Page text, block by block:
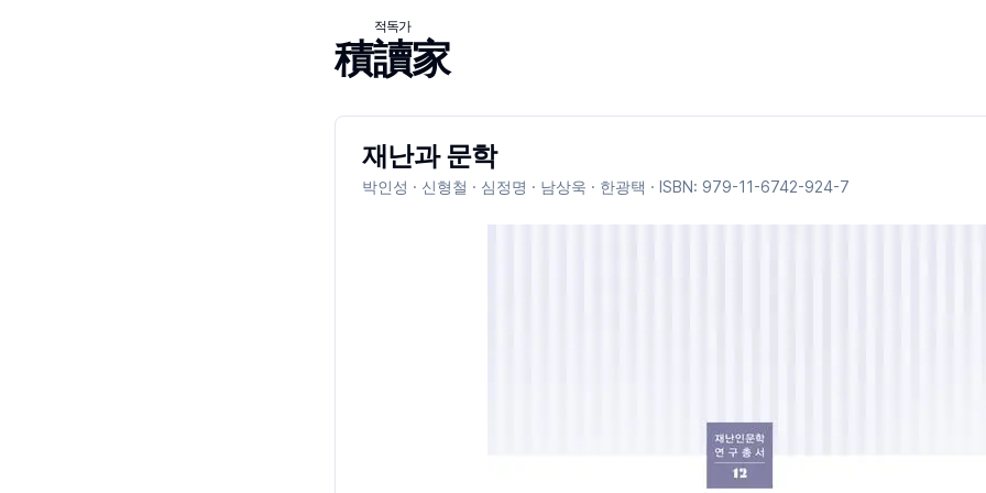
積讀家
적독가
재난과 문학
박인성 · 신형철 · 심정명 · 남상욱 · 한광택 · ISBN: 979-11-6742-924-7